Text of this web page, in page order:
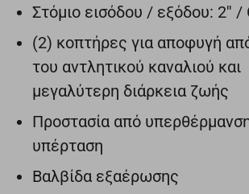
Στόμιο εισόδου / εξόδου: 2''
(2) κοπτήρες για αποφυγή
του αντλητικού καναλιού και
μεγαλύτερη διάρκεια ζωής
Προστασία από
υπέρταση
Βαλβίδα εξαέρωσης